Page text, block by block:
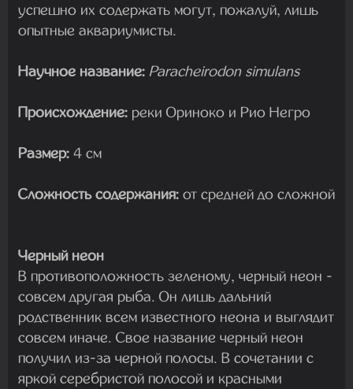
успешно их содержать могут, пожалуй, лишь
опытные аквариумисты.
Научное название: Paracheirodon simulans
Происхождение: реки Ориноко и Рио Негро
Размер: 4 см
Сложность содержания: от средней до сложной
Черный неон
В противоположность зеленому, черный неон -
совсем другая рыба. Он лишь дальний
родственник всем известного неона и выглядит
совсем иначе. Свое название черный неон
получил из-за черной полосы. В сочетании с
яркой серебристой полосой и красными